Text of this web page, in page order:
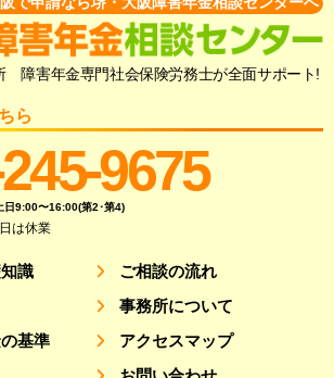
障害年金専門社会保険労務士が全面サポート!
ら
9675
9:00〜16:00(第2･第4)
は休業
識
ご相談の流れ
事務所について
基準
アクセスマップ